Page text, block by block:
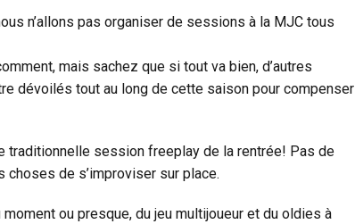
n’allons pas organiser de sessions à la MJC tous
mais sachez que si tout va bien, d’autres
dévoilés tout au long de cette saison pour compenser
traditionnelle session freeplay de la rentrée! Pas de
choses de s’improviser sur place.
ou presque, du jeu multijoueur et du oldies à